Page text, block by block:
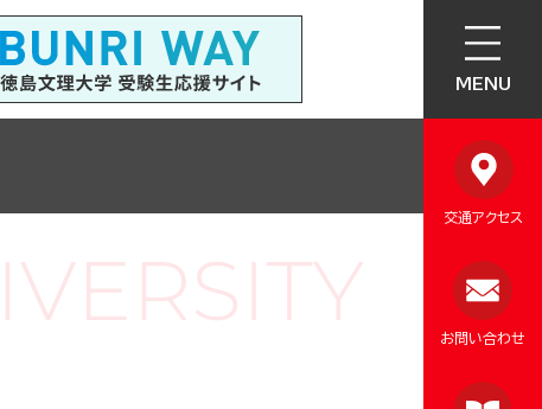
MENU
交通アクセス
お問い合わせ